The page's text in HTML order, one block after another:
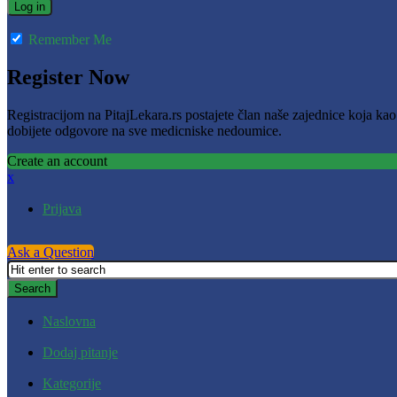
Remember Me
Register Now
Registracijom na PitajLekara.rs postajete član naše zajednice koja
dobijete odgovore na sve medicniske nedoumice.
Create an account
x
Prijava
Ask a Question
Naslovna
Dodaj pitanje
Kategorije